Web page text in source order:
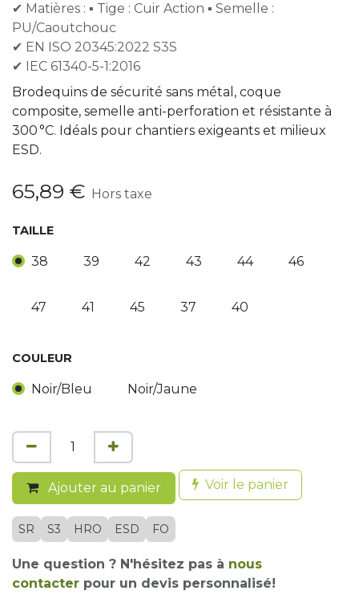
✔ Matières : ▪ Tige : Cuir Action ▪ Semelle :
PU/Caoutchouc
✔ EN ISO 20345:2022 S3S
✔ IEC 61340-5-1:2016
Brodequins de sécurité sans métal, coque
composite, semelle anti-perforation et résistante à
300 °C. Idéals pour chantiers exigeants et milieux
ESD.
65,89 € Hors taxe
TAILLE
38 39 42 43 44 46
47 41 45 37 40
COULEUR
Noir/Bleu Noir/Jaune
Ajouter au panier Voir le panier
SR S3 HRO ESD FO
Une question ? N'hésitez pas à nous
contacter pour un devis personnalisé!